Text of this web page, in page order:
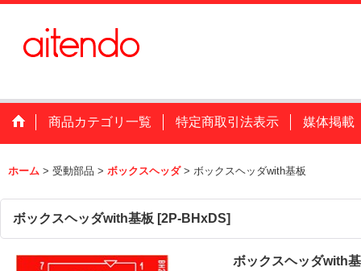
商品カテゴリ一覧 特定商取引法表示 媒体掲載
ホーム > 受動部品 > ボックスヘッダ > ボックスヘッダwith基板
ボックスヘッダwith基板 [2P-BHxDS]
ボックスヘッダwith